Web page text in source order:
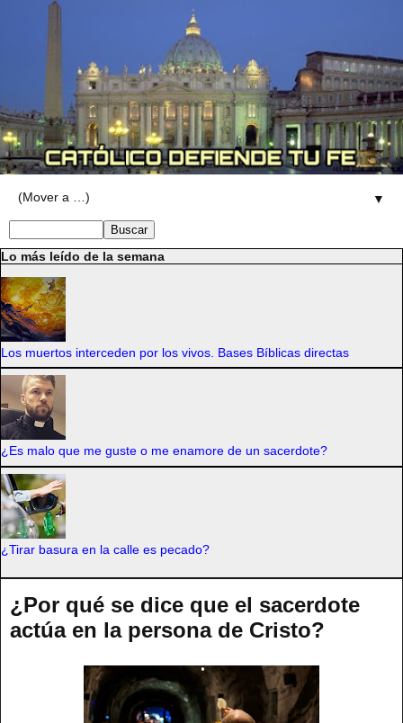
▼
Lo más leído de la semana
Los muertos interceden por los vivos. Bases Bíblicas directas
¿Es malo que me guste o me enamore de un sacerdote?
¿Tirar basura en la calle es pecado?
¿Por qué se dice que el sacerdote
actúa en la persona de Cristo?